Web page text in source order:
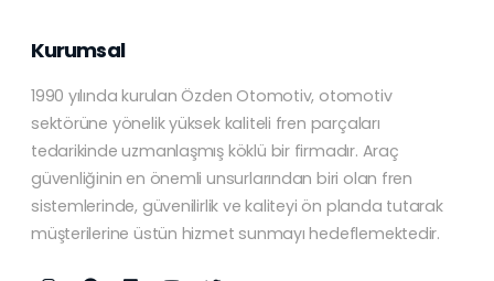
Kurumsal
1990 yılında kurulan Özden Otomotiv, otomotiv
sektörüne yönelik yüksek kaliteli fren parçaları
tedarikinde uzmanlaşmış köklü bir firmadır. Araç
güvenliğinin en önemli unsurlarından biri olan fren
sistemlerinde, güvenilirlik ve kaliteyi ön planda tutarak
müşterilerine üstün hizmet sunmayı hedeflemektedir.